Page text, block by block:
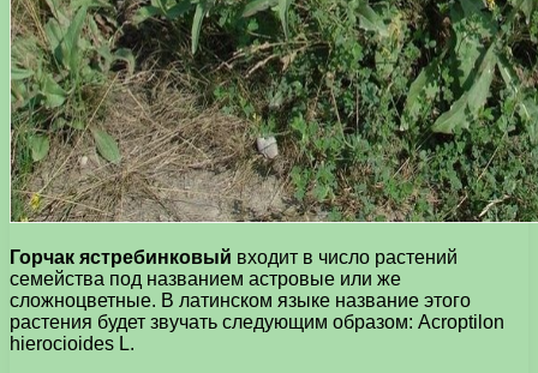
Горчак ястребинковый входит в число растений
семейства под названием астровые или же
сложноцветные. В латинском языке название этого
растения будет звучать следующим образом: Acroptilon
hierocioides L.